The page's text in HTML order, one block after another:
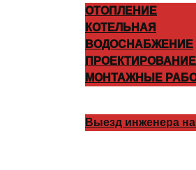
ОТОПЛЕНИЕ
КОТЕЛЬНАЯ
ВОДОСНАБЖЕНИЕ
ПРОЕКТИРОВАНИЕ
МОНТАЖНЫЕ
Выезд инженера